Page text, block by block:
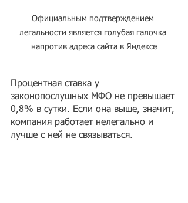
Официальным подтверждением
легальности является голубая галочка
напротив адреса сайта в Яндексе
Процентная ставка у
законопослушных МФО не превышает
0,8% в сутки. Если она выше, значит,
компания работает нелегально и
лучше с ней не связываться.